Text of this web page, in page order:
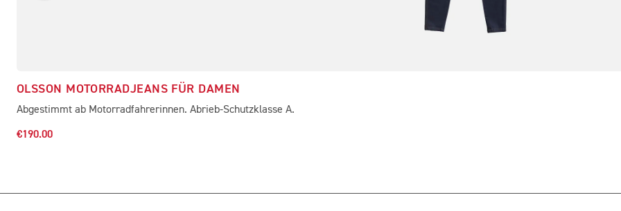
OLSSON MOTORRADJEANS FÜR DAMEN
Abgestimmt ab Motorradfahrerinnen. Abrieb-Schutzklasse A.
€190.00